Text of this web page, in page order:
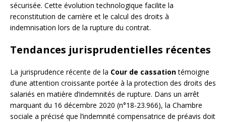
sécurisée. Cette évolution technologique facilite la
reconstitution de carrière et le calcul des droits à
indemnisation lors de la rupture du contrat.
Tendances jurisprudentielles récentes
La jurisprudence récente de la Cour de cassationtémoigne
d’une attention croissante portée à la protection des droits des
salariés en matière d’indemnités de rupture. Dans un arrêt
marquant du 16 décembre 2020 (n°18-23.966), la Chambre
sociale a précisé que l’indemnité compensatrice de préavis doit